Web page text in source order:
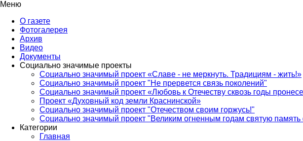
Меню
О газете
Фотогалерея
Архив
Видео
Документы
Социально значимые проекты
Социально значимый проект «Славе - не меркнуть. Традициям - жить!»
Социально значимый проект "Не прервется связь поколений"
Социально значимый проект «Любовь к Отечеству сквозь годы
Проект «Духовный код земли Краснинской»
Социально значимый проект "Отечеством своим горжусь!"
Социально значимый проект "Великим огненным годам святую память
Категории
Главная